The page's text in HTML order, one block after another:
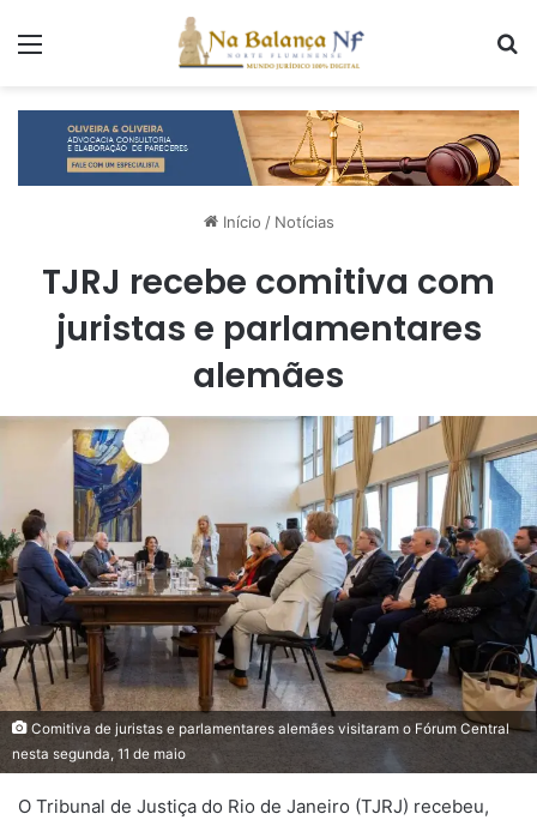
Início / Notícias
TJRJ recebe comitiva com
juristas e parlamentares
alemães
Comitiva de juristas e parlamentares alemães visitaram o Fórum Central
nesta segunda, 11 de maio
O Tribunal de Justiça do Rio de Janeiro (TJRJ) recebeu,